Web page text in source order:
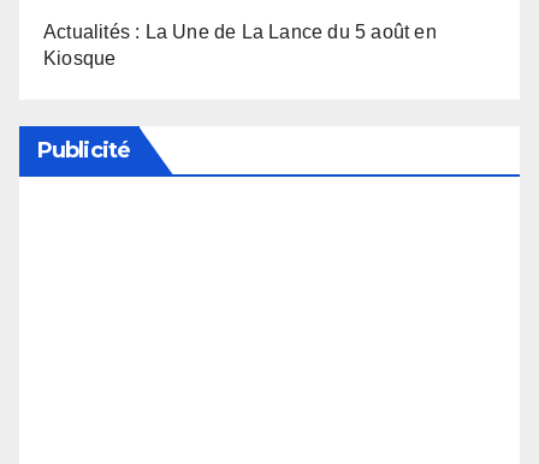
Actualités : La Une de La Lance du 5 août en
Kiosque
Publicité